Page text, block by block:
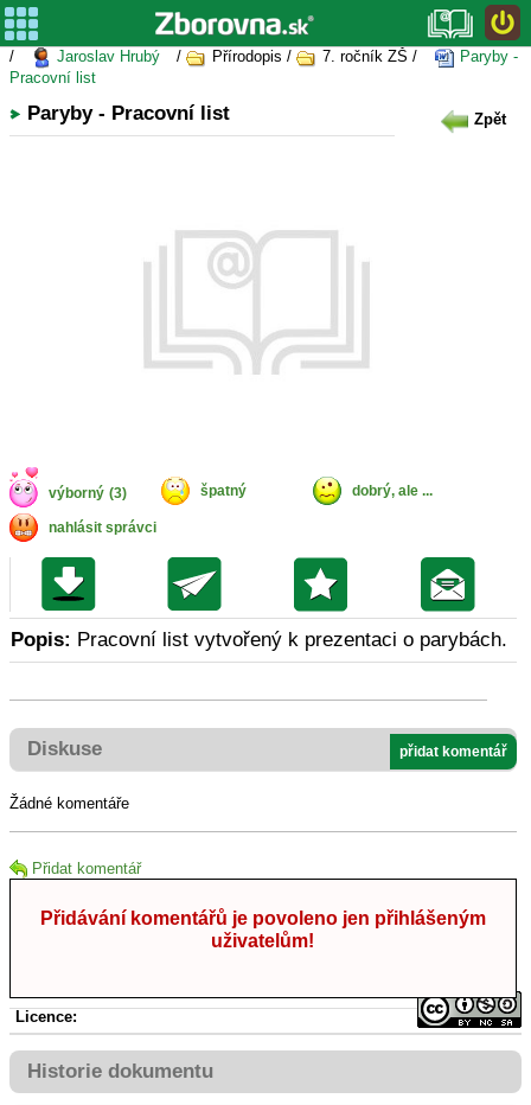
/ Jaroslav Hrubý / Přírodopis / 7. ročník ZŠ /
Paryby -
Pracovní list
Paryby - Pracovní list Zpět
výborný (3) špatný dobrý, ale ...
nahlásit správci
Popis: Pracovní list vytvořený k prezentaci o parybách.
Diskuse přidat komentář
Žádné komentáře
Přidat komentář
Přidávání komentářů je povoleno jen přihlášeným
uživatelům!
Licence:
Historie dokumentu